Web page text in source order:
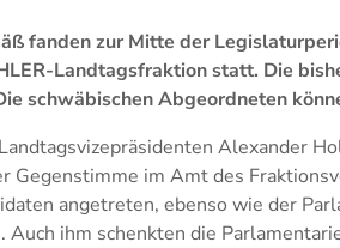
fanden zur Mitte der
Landtagsfraktion statt. Die
schwäbischen Abgeordneten
Alexander
Gegenstimme im Amt des
angetreten, ebenso wie der
Auch ihm schenkten die